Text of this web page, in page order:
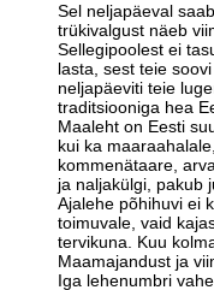
Sel neljapäeval
trükivalgust näeb
Sellegipoolest ei
lasta, sest teie
neljapäeviti teie
traditsiooniga hea
Maaleht on Eesti
kui ka
kommenätaare,
ja naljakülgi, pakub
Ajalehe põhihuvi ei
toimuvale, vaid
tervikuna. Kuu
Maamajandust ja
Iga lehenumbri